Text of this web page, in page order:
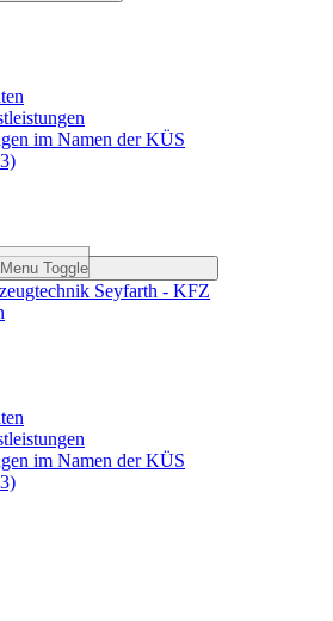
im Namen der KÜS
Toggle
im Namen der KÜS